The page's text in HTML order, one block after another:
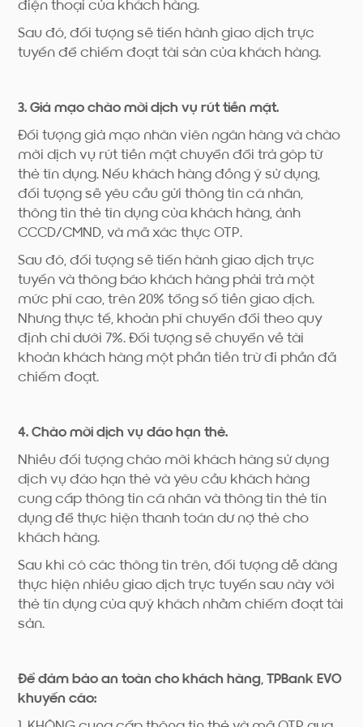
điện thoại của khách hàng.
Sau đó, đối tượng sẽ tiến hành giao dịch trực
tuyến để chiếm đoạt tài sản của khách hàng.
3. Giả mạo chào mời dịch vụ rút tiền mặt.
Đối tượng giả mạo nhân viên ngân hàng và chào
mời dịch vụ rút tiền mặt chuyển đổi trả góp từ
thẻ tín dụng. Nếu khách hàng đồng ý sử dụng,
đối tượng sẽ yêu cầu gửi thông tin cá nhân,
thông tin thẻ tín dụng của khách hàng, ảnh
CCCD/CMND, và mã xác thực OTP.
Sau đó, đối tượng sẽ tiến hành giao dịch trực
tuyến và thông báo khách hàng phải trả một
mức phí cao, trên 20% tổng số tiền giao dịch.
Nhưng thực tế, khoản phí chuyển đổi theo quy
định chỉ dưới 7%. Đối tượng sẽ chuyển về tài
khoản khách hàng một phần tiền trừ đi phần đã
chiếm đoạt.
4. Chào mời dịch vụ đáo hạn thẻ.
Nhiều đối tượng chào mời khách hàng sử dụng
dịch vụ đáo hạn thẻ và yêu cầu khách hàng
cung cấp thông tin cá nhân và thông tin thẻ tín
dụng để thực hiện thanh toán dư nợ thẻ cho
khách hàng.
Sau khi có các thông tin trên, đối tượng dễ dàng
thực hiện nhiều giao dịch trực tuyến sau này với
thẻ tín dụng của quý khách nhằm chiếm đoạt tài
sản.
Để đảm bảo an toàn cho khách hàng, TPBank EVO
khuyến cáo: